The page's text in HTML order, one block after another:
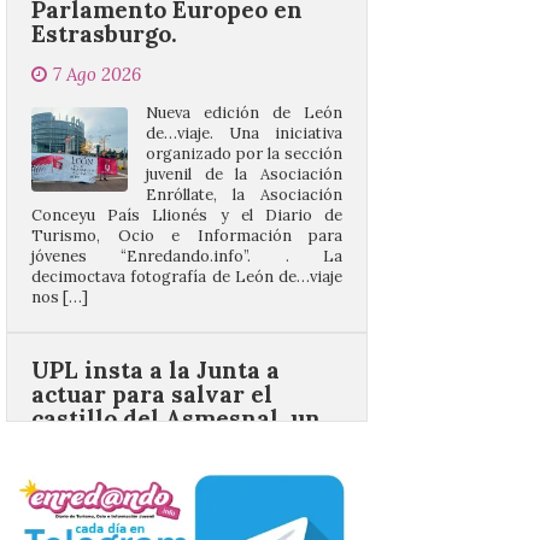
Nueva edición de León
juvenil de la Asociación
Enróllate, la Asociación
Conceyu País Llionés y el Diario de
Turismo, Ocio e Información para
jóvenes “Enredando.info”. . La
decimoctava fotografía de León de…viaje
nos […]
UPL insta a la Junta a
BIC en estado de ruina
7 Ago 2026
desde 1949. Los
procuradores leonesistas
plantean que la Junta